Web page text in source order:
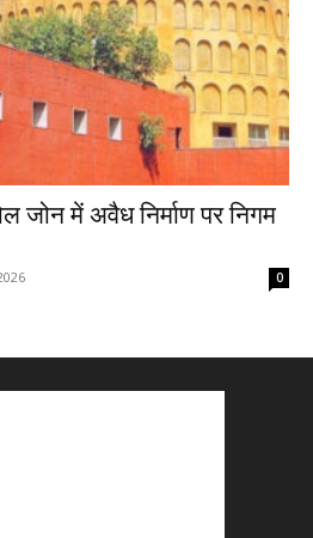
जोन में अवैध निर्माण पर निगम
0